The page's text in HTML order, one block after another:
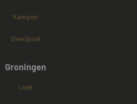
Kampen
Overijssel
Groningen
Leek